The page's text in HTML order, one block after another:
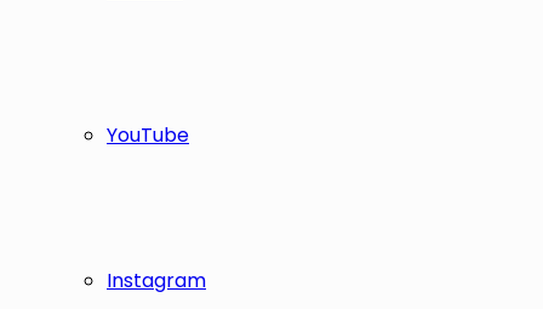
YouTube
Instagram